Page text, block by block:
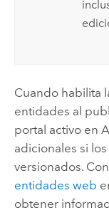
Cuando habilita
entidades al
portal activo en
adicionales si
versionados.
entidades web
obtener